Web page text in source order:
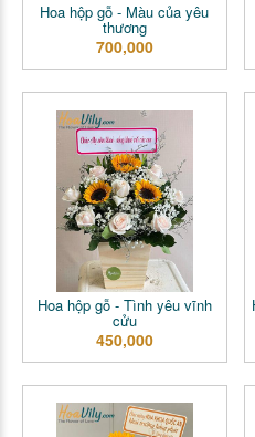
Hoa hộp gỗ - Màu của yêu
thương
700,000
Hoa hộp gỗ - Tình yêu vĩnh
cửu
450,000